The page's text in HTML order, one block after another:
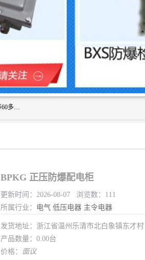
浙创防爆公司产品得到了 国内外广大用户的青眯，销售网络遍布全国各地及远销东南亚，非洲，中东，大洋州等60多个国家和地区，并初步建立起以中国大陆为总部的全球营销体系。 专业生产：防爆电气，BXMD系列防爆照明动力配电箱，BJX防爆接线箱，BKX防爆控制箱，防爆检修电源箱，防爆开关箱，不锈钢防爆箱，201/304/316不锈钢防爆配电箱系列， 防爆防腐系列，防爆防腐操作柱，防爆防腐控制箱 浙创防爆
BPKG 正压防爆配电柜
更新时间：2026-08-07 浏览数：111
所属行业： 电气 低压电器 主令电器
发货地址：浙江省温州乐清市北白象镇东才村
产品数量：0.00台
价格： 面议